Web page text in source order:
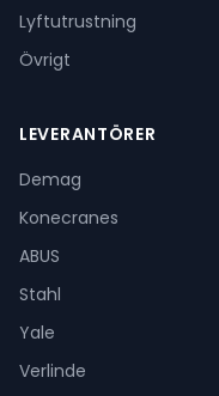
Lyftutrustning
Övrigt
LEVERANTÖRER
Demag
Konecranes
ABUS
Stahl
Yale
Verlinde